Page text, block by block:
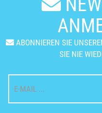
ABONNIEREN SIE
SIE NIE